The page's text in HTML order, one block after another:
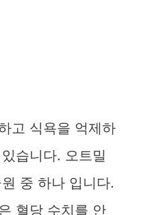
고 식욕을 억제하
습니다. 오트밀
중 하나 입니다.
혈당 수치를 안